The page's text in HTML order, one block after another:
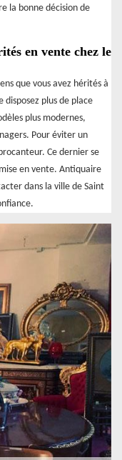
la bonne décision de
en vente chez le
que vous avez hérités à
disposez plus de place
plus modernes,
Pour éviter un
Ce dernier se
en vente. Antiquaire
dans la ville de Saint